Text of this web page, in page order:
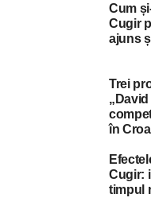
Cum
Cugir
ajuns
Trei
în
Cugir:
timpul